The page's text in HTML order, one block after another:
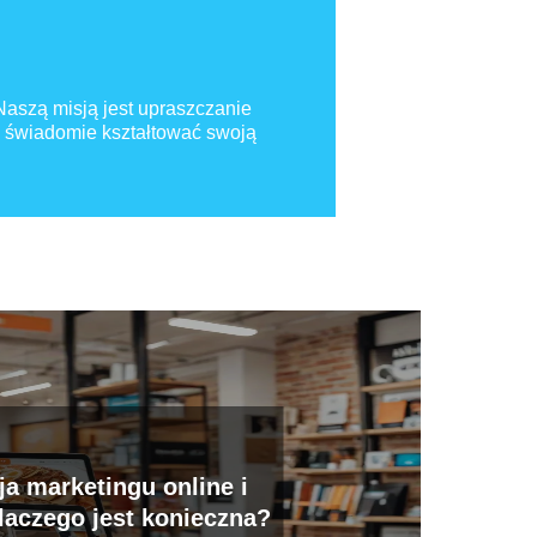
misją jest upraszczanie
kształtować swoją
marketingu online i
jest konieczna?